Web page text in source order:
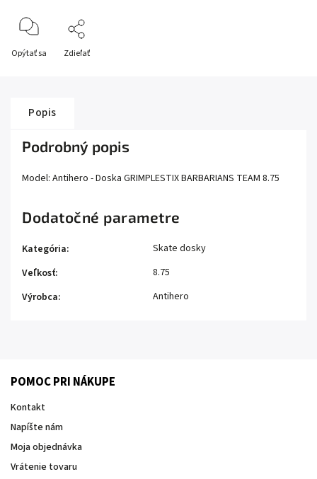
Opýtať sa Zdieľať
Popis
Podrobný popis
Model: Antihero - Doska GRIMPLESTIX BARBARIANS TEAM 8.75
Dodatočné parametre
Kategória:
Skate dosky
Veľkosť:
8.75
Výrobca: Antihero
POMOC PRI NÁKUPE
Kontakt
Napíšte nám
Moja objednávka
Vrátenie tovaru